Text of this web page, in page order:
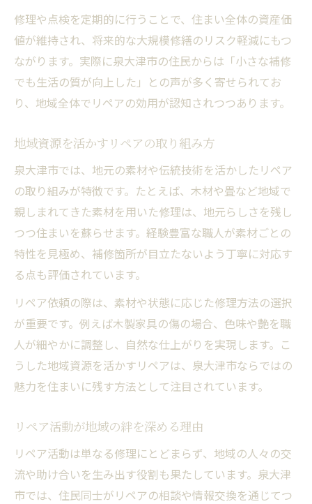
修理や点検を定期的に行うことで、住まい全体の資産価
値が維持され、将来的な大規模修繕のリスク軽減にもつ
ながります。実際に泉大津市の住民からは「小さな補修
でも生活の質が向上した」との声が多く寄せられてお
り、地域全体でリペアの効用が認知されつつあります。
地域資源を活かすリペアの取り組み方
泉大津市では、地元の素材や伝統技術を活かしたリペア
の取り組みが特徴です。たとえば、木材や畳など地域で
親しまれてきた素材を用いた修理は、地元らしさを残し
つつ住まいを蘇らせます。経験豊富な職人が素材ごとの
特性を見極め、補修箇所が目立たないよう丁寧に対応す
る点も評価されています。
リペア依頼の際は、素材や状態に応じた修理方法の選択
が重要です。例えば木製家具の傷の場合、色味や艶を職
人が細やかに調整し、自然な仕上がりを実現します。こ
うした地域資源を活かすリペアは、泉大津市ならではの
魅力を住まいに残す方法として注目されています。
リペア活動が地域の絆を深める理由
リペア活動は単なる修理にとどまらず、地域の人々の交
流や助け合いを生み出す役割も果たしています。泉大津
市では、住民同士がリペアの相談や情報交換を通じてつ